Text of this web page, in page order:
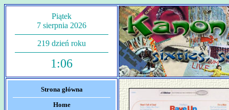
Piątek
7 sierpnia 2026
219 dzień roku
1:06
Strona główna
Home